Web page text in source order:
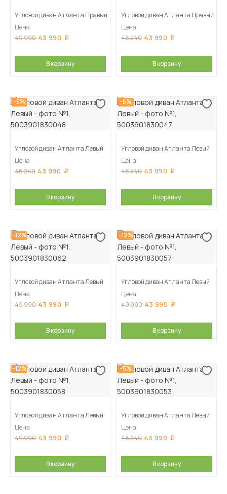
Угловой диван Атланта Правый
Цена
49 990 43 990
В корзину
Угловой диван Атланта Правый
Цена
46 240 43 990
В корзину
-5%
Угловой диван Атланта Левый
Цена
46 240 43 990
В корзину
-5%
Угловой диван Атланта Левый
Цена
46 240 43 990
В корзину
-12%
Угловой диван Атланта Левый
Цена
49 990 43 990
В корзину
-12%
Угловой диван Атланта Левый
Цена
49 990 43 990
В корзину
-12%
Угловой диван Атланта Левый
Цена
49 990 43 990
В корзину
-5%
Угловой диван Атланта Левый
Цена
46 240 43 990
В корзину